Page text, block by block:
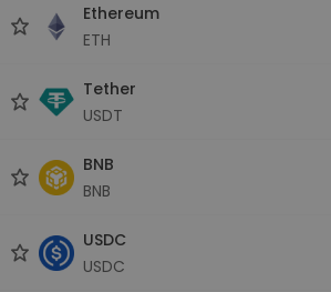
Ethereum
ETH
Tether
USDT
BNB
BNB
USDC
USDC